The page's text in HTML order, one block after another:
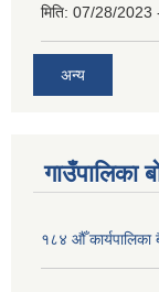
मिति: 07/28/2023
अन्य
गाउँपालिका
१८४ औँ कार्यपालिका